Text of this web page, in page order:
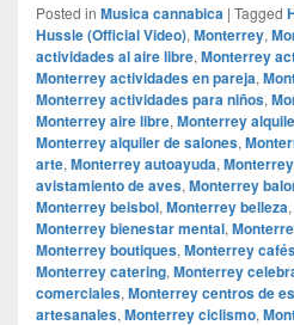
Posted in Musica cannabica | Tagged
Hussle (Official Video), Monterrey,
actividades al aire libre, Monterrey
Monterrey actividades en pareja,
Monterrey actividades para niños,
Monterrey aire libre, Monterrey
Monterrey alquiler de salones,
arte, Monterrey autoayuda,
avistamiento de aves, Monterrey
Monterrey beisbol, Monterrey belleza,
Monterrey bienestar mental,
Monterrey boutiques, Monterrey
Monterrey catering, Monterrey
comerciales, Monterrey centros de
artesanales, Monterrey ciclismo,